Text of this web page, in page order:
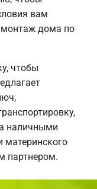
вам
монтаж дома по
чтобы
наличными
материнского
партнером.